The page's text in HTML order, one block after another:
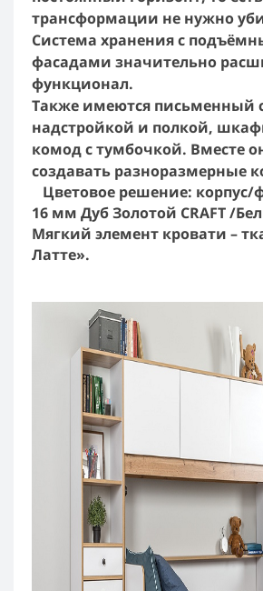
трансформации не нужно
Система хранения с
фасадами значительно
функционал.
Также имеются письменный
надстройкой и полкой,
комод с тумбочкой. Вместе
создавать разноразмерные
Цветовое решение:
16 мм Дуб Золотой CRAFT /
Мягкий элемент кровати –
Латте».